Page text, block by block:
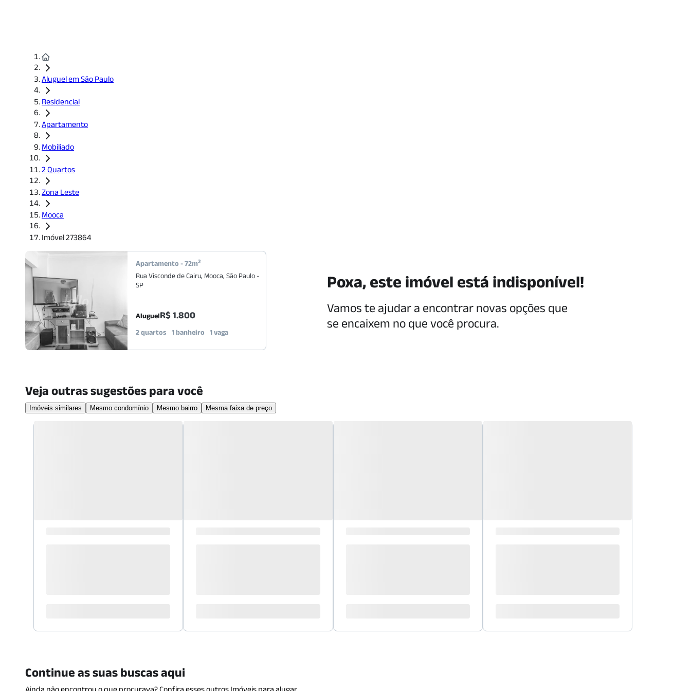
Aluguel em São Paulo
Residencial
Apartamento
Mobiliado
2 Quartos
Zona Leste
Mooca
Imóvel 273864
Apartamento -72m2
Rua Visconde de Cairu, Mooca, São Paulo -
SP
AluguelR$ 1.800
2 quartos 1 banheiro 1 vaga
Poxa, este imóvel está indisponível!
Vamos te ajudar a encontrar novas opções que
se encaixem no que você procura.
Veja outras sugestões para você
Imóveis similares Mesmo condomínio Mesmo bairro Mesma faixa de preço
Continue as suas buscas aqui
Ainda não encontrou o que procurava? Confira esses outros Imóveis para alugar.